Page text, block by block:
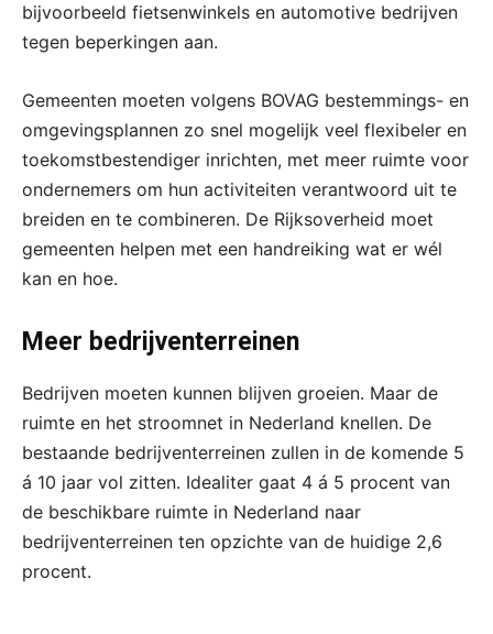
bijvoorbeeld fietsenwinkels en automotive bedrijven
tegen beperkingen aan.
Gemeenten moeten volgens BOVAG bestemmings- en
omgevingsplannen zo snel mogelijk veel flexibeler en
toekomstbestendiger inrichten, met meer ruimte voor
ondernemers om hun activiteiten verantwoord uit te
breiden en te combineren. De Rijksoverheid moet
gemeenten helpen met een handreiking wat er wél
kan en hoe.
Meer bedrijventerreinen
Bedrijven moeten kunnen blijven groeien. Maar de
ruimte en het stroomnet in Nederland knellen. De
bestaande bedrijventerreinen zullen in de komende 5
á 10 jaar vol zitten. Idealiter gaat 4 á 5 procent van
de beschikbare ruimte in Nederland naar
bedrijventerreinen ten opzichte van de huidige 2,6
procent.